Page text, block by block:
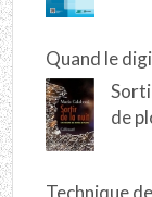
Quand le
de
Technique